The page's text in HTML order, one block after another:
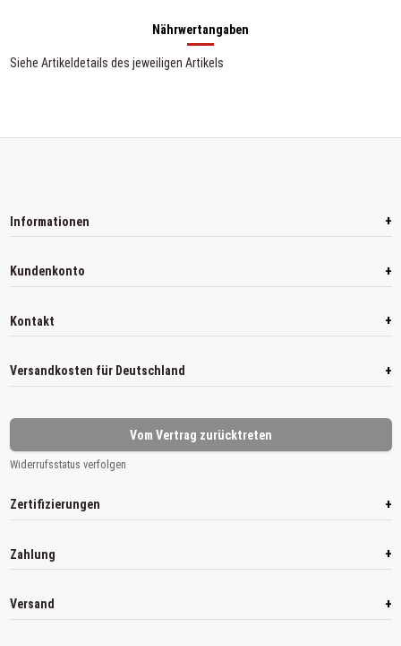
Nährwertangaben
Siehe Artikeldetails des jeweiligen Artikels
Informationen +
Kundenkonto +
Kontakt +
Versandkosten für Deutschland +
Vom Vertrag zurücktreten
Widerrufsstatus verfolgen
Zertifizierungen +
Zahlung +
Versand +